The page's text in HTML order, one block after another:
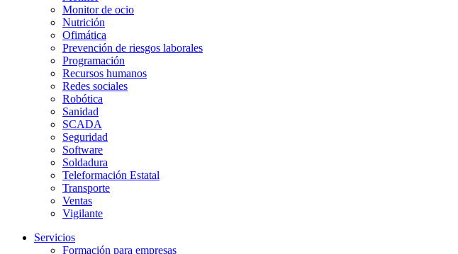
Monitor de ocio
Nutrición
Ofimática
Prevención de riesgos laborales
Programación
Recursos humanos
Redes sociales
Robótica
Sanidad
SCADA
Seguridad
Software
Soldadura
Teleformación Estatal
Transporte
Ventas
Vigilante
Servicios
Formación para empresas